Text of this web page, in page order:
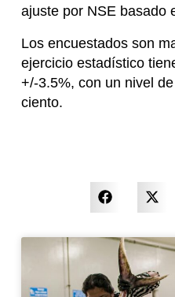
ajuste por NSE basado
Los encuestados son
ejercicio estadístico
+/-3.5%, con un nivel
ciento.